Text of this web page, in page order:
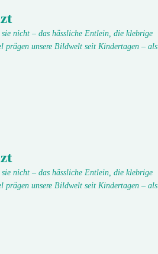
nicht – das hässliche Entlein, die klebrige
prägen unsere Bildwelt seit Kindertagen – als
nicht – das hässliche Entlein, die klebrige
prägen unsere Bildwelt seit Kindertagen – als